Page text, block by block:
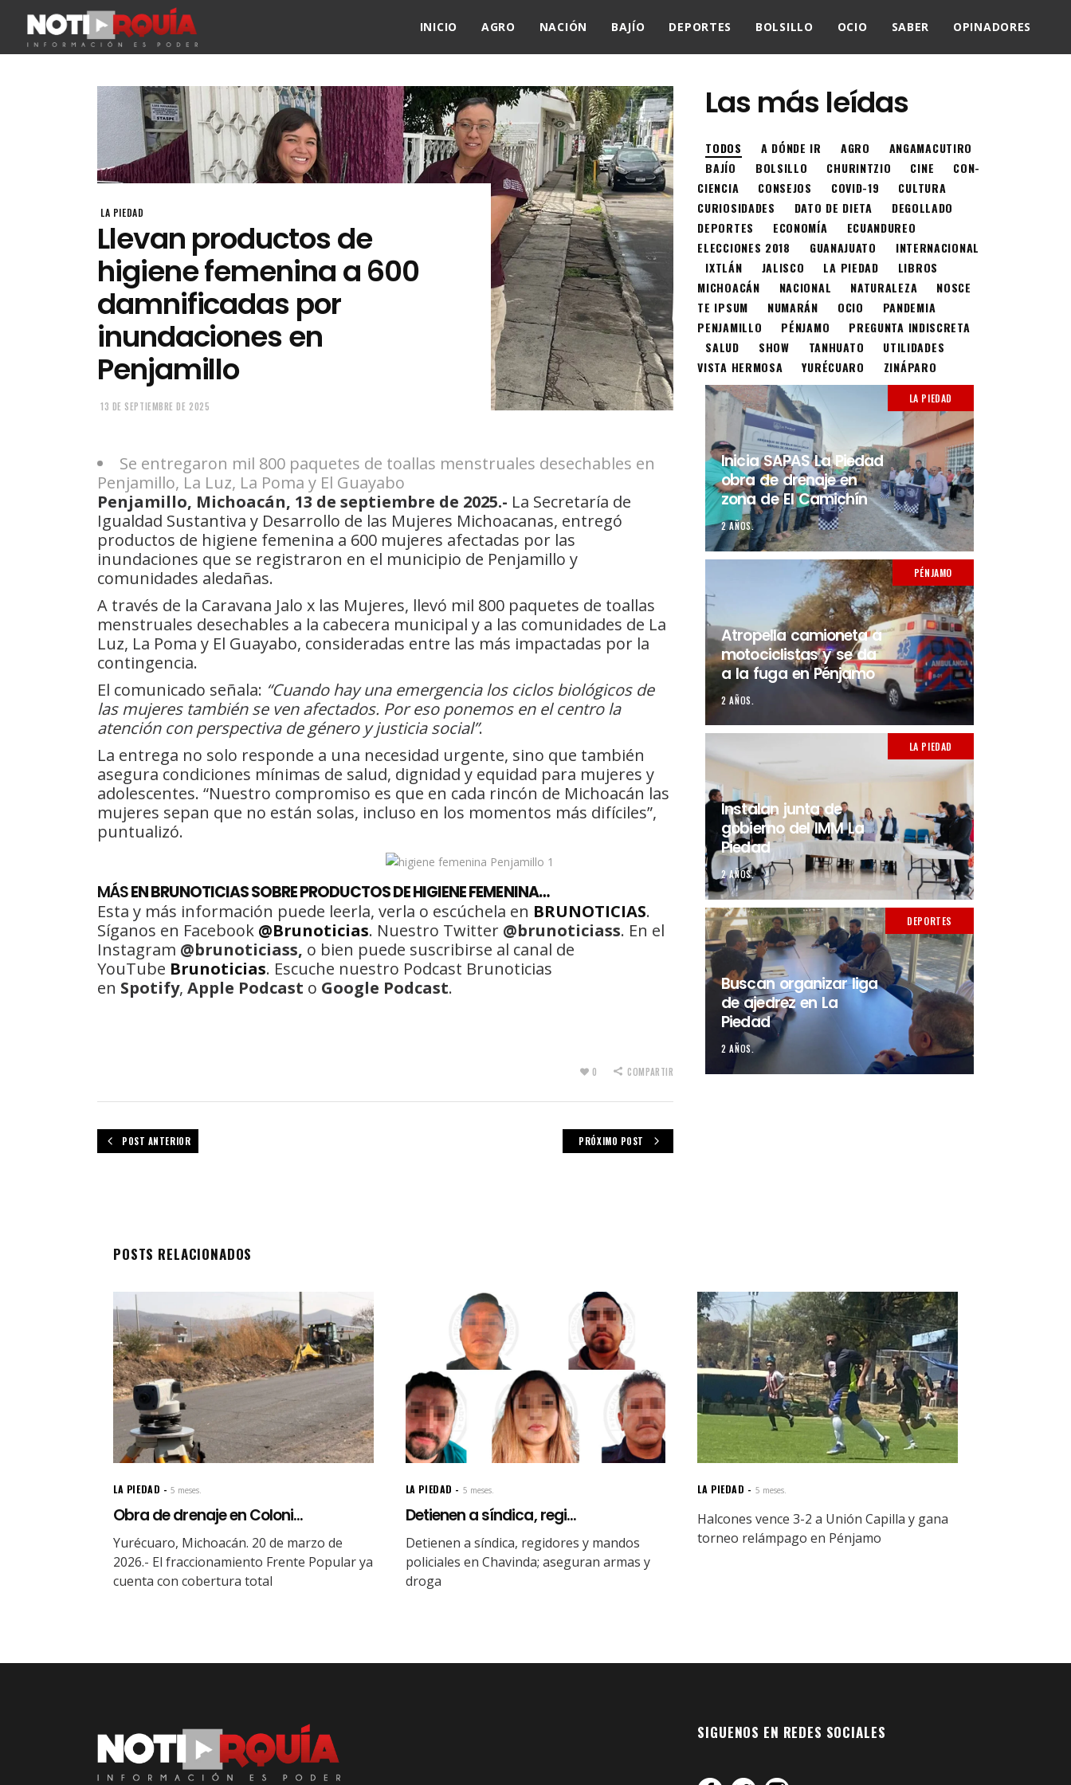
INICIO AGRO NACIÓN BAJÍO DEPORTES BOLSILLO OCIO SABER OPINADORES
LA PIEDAD
Llevan productos de
higiene femenina a 600
damnificadas por
inundaciones en
Penjamillo
13 DE SEPTIEMBRE DE 2025
Se entregaron mil 800 paquetes de toallas menstruales desechables en
Penjamillo, La Luz, La Poma y El Guayabo
Penjamillo, Michoacán, 13 de septiembre de 2025.- La Secretaría de
Igualdad Sustantiva y Desarrollo de las Mujeres Michoacanas, entregó
productos de higiene femenina a 600 mujeres afectadas por las
inundaciones que se registraron en el municipio de Penjamillo y
comunidades aledañas.
A través de la Caravana Jalo x las Mujeres, llevó mil 800 paquetes de toallas
menstruales desechables a la cabecera municipal y a las comunidades de La
Luz, La Poma y El Guayabo, consideradas entre las más impactadas por la
contingencia.
El comunicado señala: “Cuando hay una emergencia los ciclos biológicos de
las mujeres también se ven afectados. Por eso ponemos en el centro la
atención con perspectiva de género y justicia social”.
La entrega no solo responde a una necesidad urgente, sino que también
asegura condiciones mínimas de salud, dignidad y equidad para mujeres y
adolescentes. “Nuestro compromiso es que en cada rincón de Michoacán las
mujeres sepan que no están solas, incluso en los momentos más difíciles”,
puntualizó.
MÁSEN BRUNOTICIAS SOBRE PRODUCTOS DE HIGIENE FEMENINA…
Esta y más información puede leerla, verla o escúchela en BRUNOTICIAS.
Síganos en Facebook @Brunoticias. Nuestro Twitter @brunoticiass. En el
Instagram @brunoticiass, o bien puede suscribirse al canal de
YouTube Brunoticias. Escuche nuestro Podcast Brunoticias
en Spotify, Apple Podcast o Google Podcast.
0 COMPARTIR
POST ANTERIOR PRÓXIMO POST
Las más leídas
TODOS A DÓNDE IR AGRO
ANGAMACUTIRO
BAJÍO
BOLSILLO CHURINTZIO CINE
CON-
CIENCIA
CONSEJOS COVID-19
CULTURA
CURIOSIDADES
DATO DE DIETA
DEGOLLADO
DEPORTES
ECONOMÍA
ECUANDUREO
ELECCIONES 2018
GUANAJUATO
INTERNACIONAL
IXTLÁN
JALISCO LA PIEDAD
LIBROS
MICHOACÁN
NACIONAL NATURALEZA
NOSCE
TE IPSUM
NUMARÁN OCIO
PANDEMIA
PENJAMILLO
PÉNJAMO
PREGUNTA INDISCRETA
SALUD
SHOW TANHUATO
UTILIDADES
VISTA HERMOSA
YURÉCUARO ZINÁPARO
LA PIEDAD
Inicia SAPAS La Piedad
obra de drenaje en
zona de El Camichín
2 AÑOS.
PÉNJAMO
Atropella camioneta a
motociclistas y se da
a la fuga en Pénjamo
2 AÑOS.
LA PIEDAD
Instalan junta de
gobierno del IMM La
Piedad
2 AÑOS.
DEPORTES
Buscan organizar liga
de ajedrez en La
Piedad
2 AÑOS.
POSTS RELACIONADOS
LA PIEDAD 5 meses.
Obra de drenaje en Coloni...
Yurécuaro, Michoacán. 20 de marzo de
2026.- El fraccionamiento Frente Popular ya
cuenta con cobertura total
LA PIEDAD 5 meses.
Detienen a síndica, regi...
Detienen a síndica, regidores y mandos
policiales en Chavinda; aseguran armas y
droga
LA PIEDAD 5 meses.
Halcones vence 3-2 a Unión Capilla y gana
torneo relámpago en Pénjamo
SIGUENOS EN REDES SOCIALES